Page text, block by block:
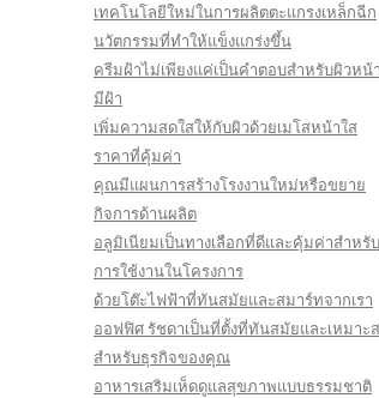
เทคโนโลยีใหม่ในการผลิตตะแกรงเหล็กฉีก
นวัตกรรมที่ทำให้แข็งแกร่งขึ้น
ครีมฝ้าไม่เพียงแค่เป็นคำตอบสำหรับผิวหน้
มีฝ้า
เพิ่มความสดใสให้กับผิวด้วยเมโสหน้าใส
ราคาที่คุ้มค่า
คุณมีแผนการสร้างโรงงานใหม่หรือขยาย
กิจการด้านผลิต
อลูมิเนียมเป็นทางเลือกที่ดีและคุ้มค่าสำหรับ
การใช้งานในโครงการ
ด้วยโต๊ะไฟฟ้าที่ทันสมัยและสมาร์ทจากเรา
ออฟฟิศ รัชดาเป็นที่ตั้งที่ทันสมัยและเหมาะ
สำหรับธุรกิจของคุณ
อาหารเสริมเห็ดดูแลสุขภาพแบบธรรมชาติ